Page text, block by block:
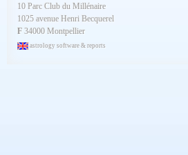
10 Parc Club du Millénaire
1025 avenue Henri Becquerel
F 34000 Montpellier
astrology software & reports